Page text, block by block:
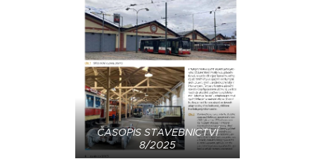
ČASOPIS STAVEBNICTVÍ
8/2025